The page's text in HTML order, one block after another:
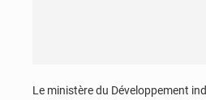
Le ministère du Développement